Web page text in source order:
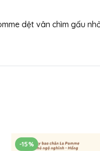
dệt vân chìm gấu
-15%